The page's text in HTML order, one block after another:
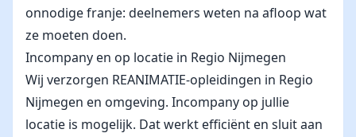
onnodige franje: deelnemers weten na afloop wat
ze moeten doen.
Incompany en op locatie in Regio Nijmegen
Wij verzorgen REANIMATIE-opleidingen in Regio
Nijmegen en omgeving. Incompany op jullie
locatie is mogelijk. Dat werkt efficiënt en sluit aan